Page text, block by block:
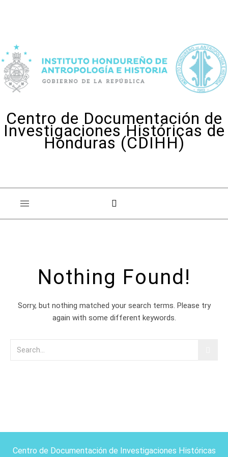
Centro de Documentación de
Investigaciones Históricas de
Honduras (CDIHH)
Nothing Found!
Sorry, but nothing matched your search terms. Please try
again with some different keywords.
Centro de Documentación de Investigaciones Históricas